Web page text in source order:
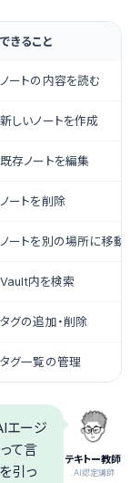
できること
ノートの内容を読む
新しいノートを作成
既存ノートを編集
ノートを削除
ノートを別の場所に移動
Vault内を検索
タグの追加・削除
タグ一覧の管理
テキトー教師
.AI認定講師
エージ
て言
引っ